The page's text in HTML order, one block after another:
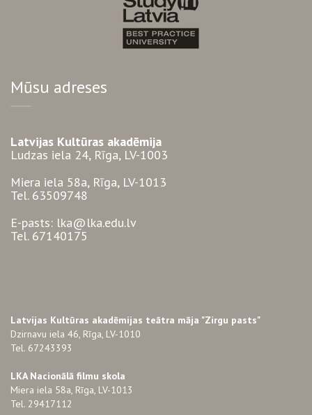
Mūsu adreses
Latvijas Kultūras akadēmija
Ludzas iela 24, Rīga, LV-1003
Miera iela 58a, Rīga, LV-1013
Tel. 63509748
E-pasts: lka@lka.edu.lv
Tel. 67140175
Latvijas Kultūras akadēmijas teātra māja "Zirgu pasts"
Dzirnavu iela 46, Rīga, LV-1010
Tel. 67243393
LKA Nacionālā filmu skola
Miera iela 58a, Rīga, LV-1013
Tel. 29417112